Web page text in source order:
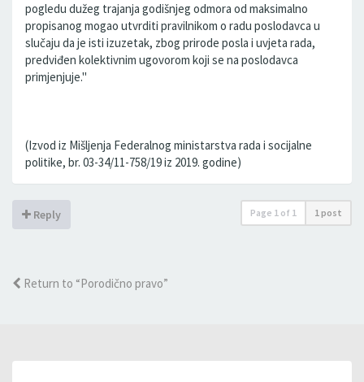
pogledu dužeg trajanja godišnjeg odmora od maksimalno
propisanog mogao utvrditi pravilnikom o radu poslodavca u
slučaju da je isti izuzetak, zbog prirode posla i uvjeta rada,
predviđen kolektivnim ugovorom koji se na poslodavca
primjenjuje."
(Izvod iz Mišljenja Federalnog ministarstva rada i socijalne
politike, br. 03-34/11-758/19 iz 2019. godine)
Reply Page 1 of 1 1 post
Return to “Porodično pravo”